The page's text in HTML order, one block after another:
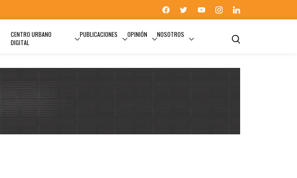
CENTRO URBANO
DIGITAL
PUBLICACIONES OPINIÓN NOSOTROS